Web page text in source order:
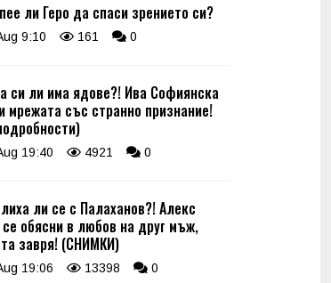
ли Геро да спаси зрението си?
9:10 161 0
си ли има ядове?! Ива Софиянска
мрежата със странно признание!
19:40 4921 0
ли се с Палаханов?! Алекс
обясни в любов на друг мъж,
завря! (СНИМКИ)
19:06 13398 0